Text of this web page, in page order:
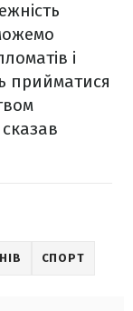
і
прийматися
СПОРТ